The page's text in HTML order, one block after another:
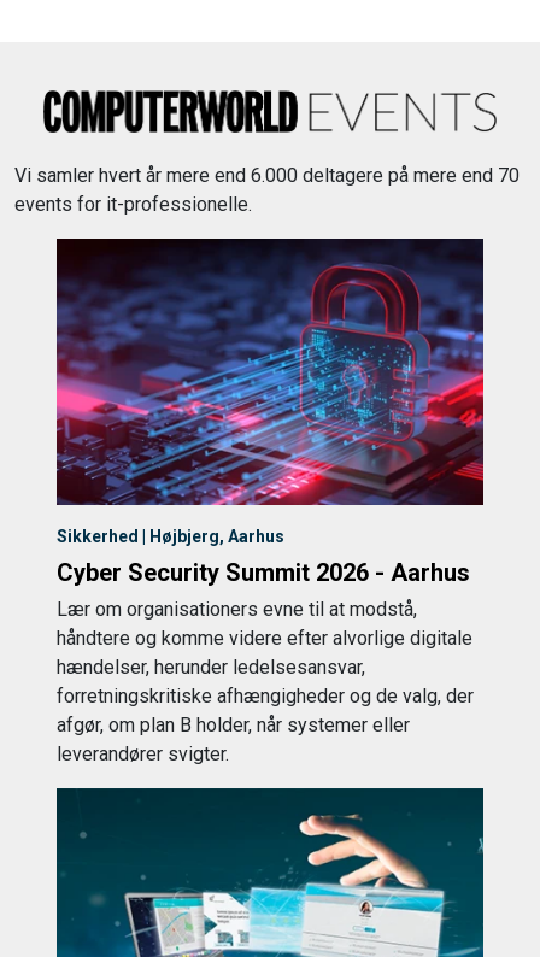
Vi samler hvert år mere end 6.000 deltagere på mere end 70
events for it-professionelle.
Sikkerhed | Højbjerg, Aarhus
Cyber Security Summit 2026 - Aarhus
Lær om organisationers evne til at modstå,
håndtere og komme videre efter alvorlige digitale
hændelser, herunder ledelsesansvar,
forretningskritiske afhængigheder og de valg, der
afgør, om plan B holder, når systemer eller
leverandører svigter.